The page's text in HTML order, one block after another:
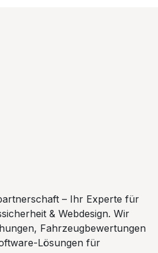
– Ihr Experte für
& Webdesign. Wir
Fahrzeugbewertungen
Lösungen für